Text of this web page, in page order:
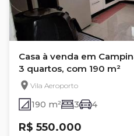
Casa à venda em
3 quartos, com 190 m²
Vila Aeroporto
190 m² 3 4
R$ 550.000